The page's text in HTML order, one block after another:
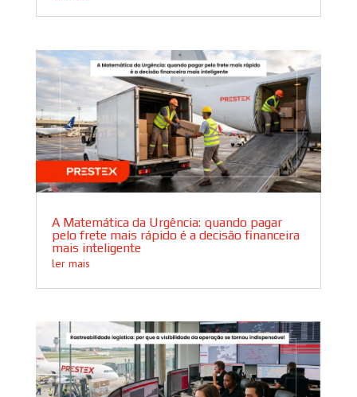
A Matemática da Urgência: quando pagar
pelo frete mais rápido é a decisão financeira
mais inteligente
ler mais